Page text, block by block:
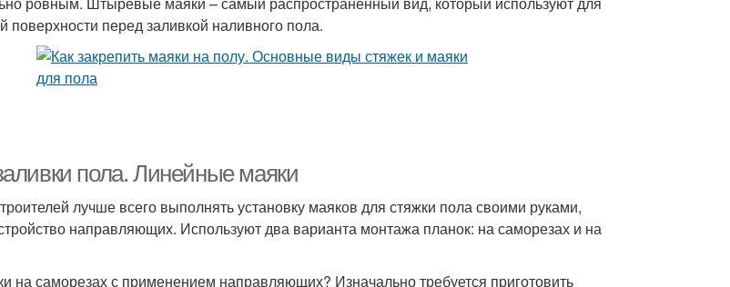
поверхности перед заливкой наливного пола.
пола. Линейные маяки
лучше всего выполнять установку маяков для стяжки пола своими руками,
направляющих. Используют два варианта монтажа планок: на саморезах и на
на саморезах с применением направляющих? Изначально требуется приготовить